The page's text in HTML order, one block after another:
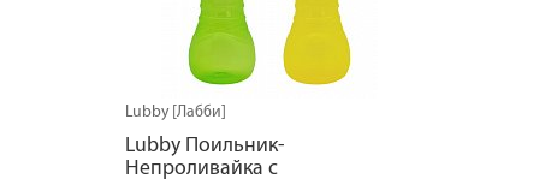
Lubby [Лабби]
Lubby Поильник-
Непроливайка с